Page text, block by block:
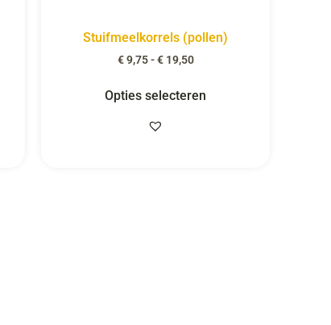
Stuifmeelkorrels (pollen)
€9,75 - €19,50
Opties selecteren